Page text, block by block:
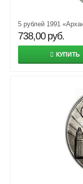
5 рублей 1991
738,00 руб.
КУПИТЬ